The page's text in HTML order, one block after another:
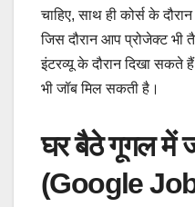
चाहिए, साथ ही कोर्स के
जिस दौरान आप प्रोजेक्ट
इंटरव्यू के दौरान दिखा
भी जॉब मिल सकती है।
घर बैठे गूगल में
(Google